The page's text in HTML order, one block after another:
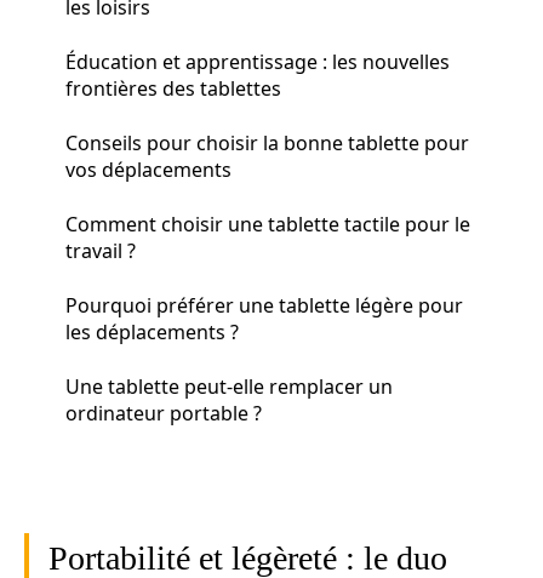
les loisirs
Éducation et apprentissage : les nouvelles
frontières des tablettes
Conseils pour choisir la bonne tablette pour
vos déplacements
Comment choisir une tablette tactile pour le
travail ?
Pourquoi préférer une tablette légère pour
les déplacements ?
Une tablette peut-elle remplacer un
ordinateur portable ?
Portabilité et légèreté : le duo